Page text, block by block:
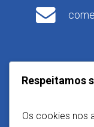
Nos
Respeitamos
Os cookies nos